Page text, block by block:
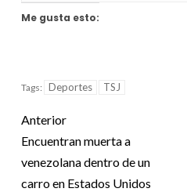
Me gusta esto:
Tags: Deportes TSJ
Anterior
Encuentran muerta a
venezolana dentro de un
carro en Estados Unidos